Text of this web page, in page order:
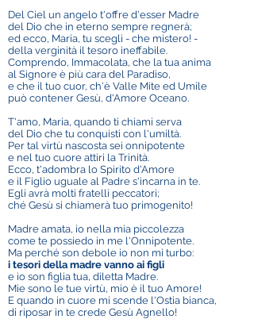
Del Ciel un angelo t'offre d'esser Madre
del Dio che in eterno sempre regnerà;
ed ecco, Maria, tu scegli - che mistero! -
della verginità il tesoro ineffabile.
Comprendo, Immacolata, che la tua anima
al Signore è più cara del Paradiso,
e che il tuo cuor, ch'è Valle Mite ed Umile
può contener Gesù, d'Amore Oceano.
T'amo, Maria, quando ti chiami serva
del Dio che tu conquisti con l'umiltà.
Per tal virtù nascosta sei onnipotente
e nel tuo cuore attiri la Trinità.
Ecco, t'adombra lo Spirito d'Amore
e il Figlio uguale al Padre s'incarna in te.
Egli avrà molti fratelli peccatori;
ché Gesù si chiamerà tuo primogenito!
Madre amata, io nella mia piccolezza
come te possiedo in me l'Onnipotente.
Ma perché son debole io non mi turbo:
i tesori della madre vanno ai figli
e io son figlia tua, diletta Madre.
Mie sono le tue virtù, mio è il tuo Amore!
E quando in cuore mi scende l'Ostia bianca,
di riposar in te crede Gesù Agnello!